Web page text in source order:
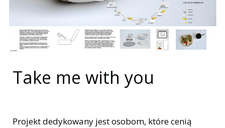
Take me with you
Projekt dedykowany jest osobom, które cenią